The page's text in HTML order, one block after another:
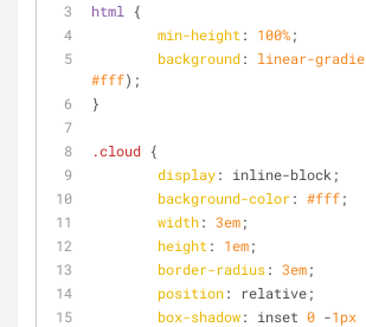
html
{
min-height : 100%;
background: linear-
#fff);
}
.cloud {
display: inline-block;
background-color: #fff;
width: 3em;
height : 1em;
border-radius: 3em;
position: relative;
box-shadow: inset 0 -1px